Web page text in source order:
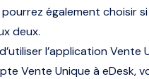
également choisir
deux.
l’application Vente
Vente Unique à eDesk,